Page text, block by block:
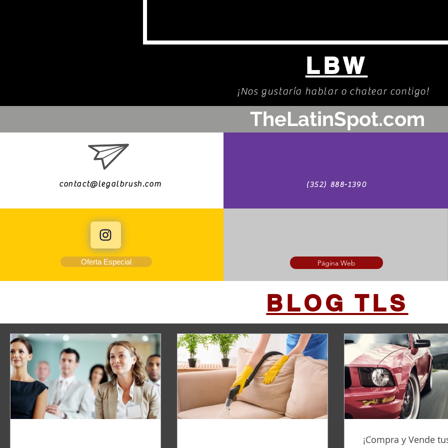
LBW
¡Nos gustaría hablar o chatear contigo!
contact@legalbrush.com (352) 888-1390
TheLatinSpot.com
Oferta Especial Página Web
BLOG TLS
¡Compra y Vende